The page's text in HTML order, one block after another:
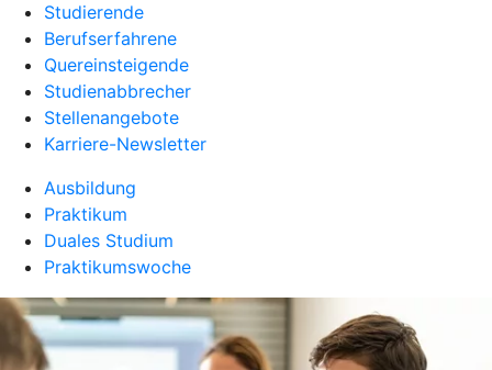
Studierende
Berufserfahrene
Quereinsteigende
Studienabbrecher
Stellenangebote
Karriere-Newsletter
Ausbildung
Praktikum
Duales Studium
Praktikumswoche